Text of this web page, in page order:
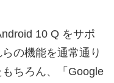
10 Q をサポ
の機能を通常通り
ちろん、「Google